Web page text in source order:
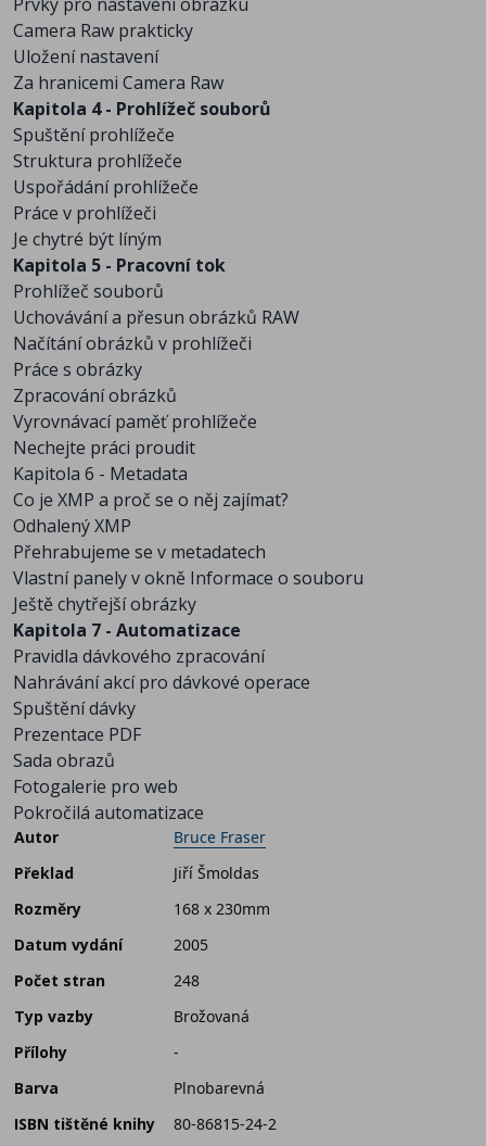
Camera Raw prakticky
Uložení nastavení
Za hranicemi Camera Raw
Kapitola 4 - Prohlížeč souborů
Spuštění prohlížeče
Struktura prohlížeče
Uspořádání prohlížeče
Práce v prohlížeči
Je chytré být líným
Kapitola 5 - Pracovní tok
Prohlížeč souborů
Uchovávání a přesun obrázků RAW
Načítání obrázků v prohlížeči
Práce s obrázky
Zpracování obrázků
Vyrovnávací paměť prohlížeče
Nechejte práci proudit
Kapitola 6 - Metadata
Co je XMP a proč se o něj zajímat?
Odhalený XMP
Přehrabujeme se v metadatech
Vlastní panely v okně Informace o souboru
Ještě chytřejší obrázky
Kapitola 7 - Automatizace
Pravidla dávkového zpracování
Nahrávání akcí pro dávkové operace
Spuštění dávky
Prezentace PDF
Sada obrazů
Fotogalerie pro web
Pokročilá automatizace
Autor
Bruce Fraser
Překlad
Jiří Šmoldas
Rozměry
168 x 230mm
Datum vydání
2005
Počet stran
248
Typ vazby
Brožovaná
Přílohy
-
Barva
Plnobarevná
ISBN tištěné knihy
80-86815-24-2